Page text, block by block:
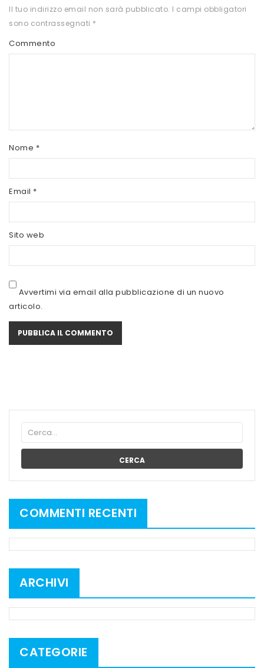
NATIVA INTEGRATORI
NATURAL POINT
PRO ACTION
SCITEC NUTRITION
SEVEN NUTRITION
SYFORM
VOLCHEM
WHY NATURE
WHY SPORT
Il tuo indirizzo email non sarà pubblicato. I campi obbligatori
sono contrassegnati *
Commento
Nome *
Email *
Sito web
Avvertimi via email alla pubblicazione di un nuovo
articolo.
CERCA
COMMENTI RECENTI
ARCHIVI
CATEGORIE